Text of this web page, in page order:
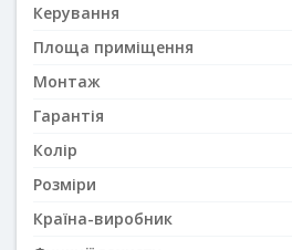
Керування
Площа приміщення
Монтаж
Гарантія
Колір
Розміри
Країна-виробник